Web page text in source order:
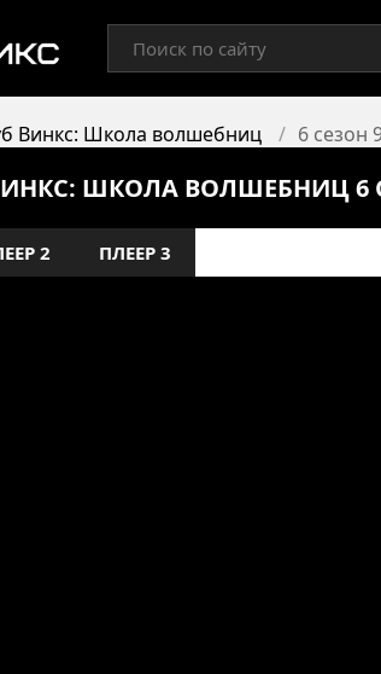
Винкс: Школа волшебниц 6 сезон
ШКОЛА ВОЛШЕБНИЦ 6
2 ПЛЕЕР 3